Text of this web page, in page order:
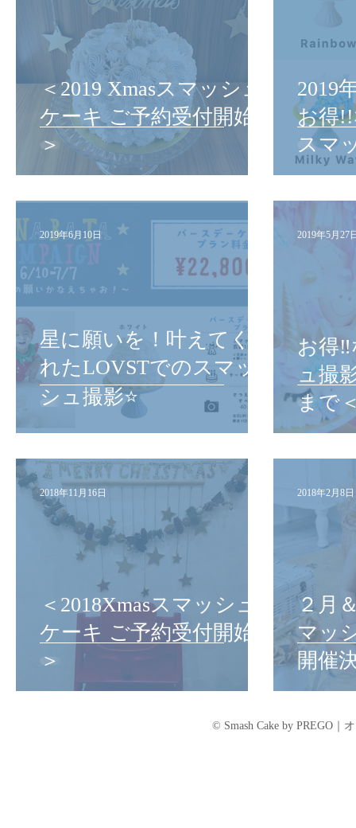
＜2019 Xmasスマッシュ
ケーキ ご予約受付開始
＞
2019
お得
スマ
♡
星に願いを！叶えてく
れたLOVSTでのスマッ
シュ撮影⭐️
2019年6月10日
お得
ュ撮
まで
2019年5月27
＜2018Xmasスマッシュ
ケーキ ご予約受付開始
＞
2018年11月16日
２月
マッ
開催
京都
2018年2月8日
© Smash Cake by PREGO｜